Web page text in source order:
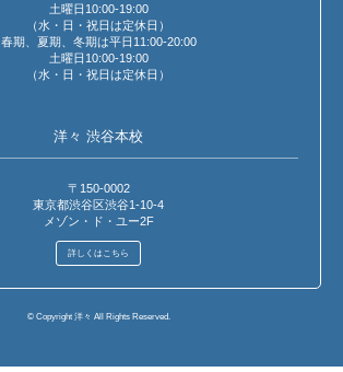
土曜日10:00-19:00
（水・日・祝日は定休日）
春期、夏期、冬期は平日11:00-20:00
土曜日10:00-19:00
（水・日・祝日は定休日）
洋々 渋谷本校
〒150-0002
東京都渋谷区渋谷1-10-4
メゾン・ド・ユー2F
詳しくはこちら
© Copyright 洋々 All Rights Reserved.